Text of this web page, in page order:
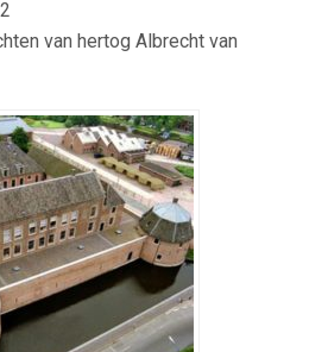
van hertog Albrecht van